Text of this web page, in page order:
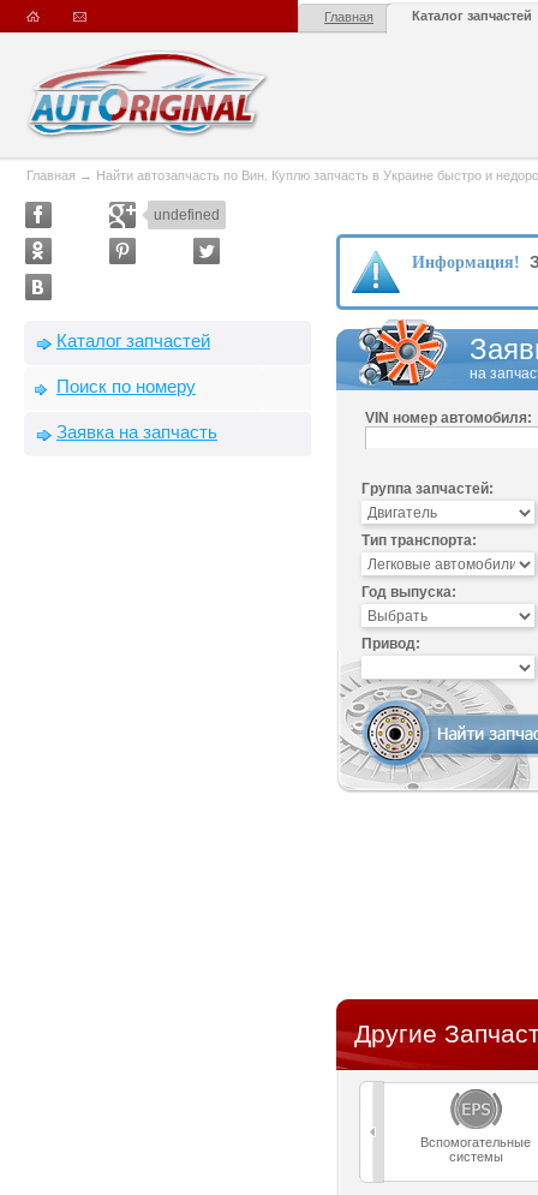
Главная Каталог запчастей
Главная → Найти автозапчасть по Вин. Куплю запчасть в Украине быстро и
undefined
Каталог запчастей
Поиск по номеру
Заявка на запчасть
Информация!
на
VIN номер автомобиля:
Группа запчастей:
Тип транспорта:
Год выпуска:
Привод:
Другие
Вспомогательные
системы